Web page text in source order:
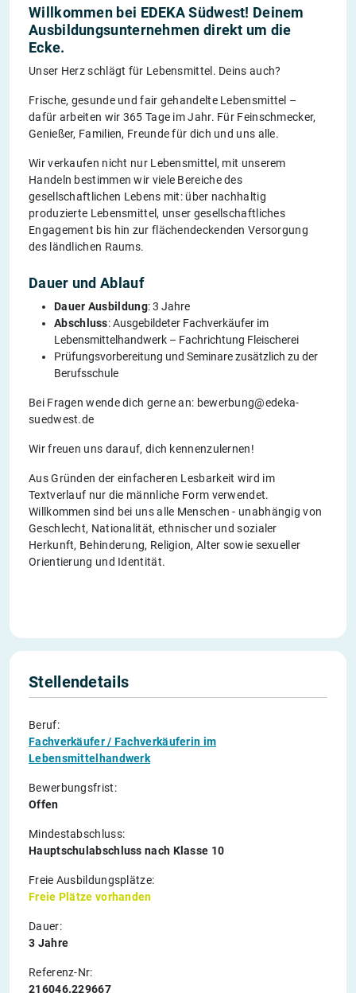
Willkommen bei EDEKA Südwest! Deinem
Ausbildungsunternehmen direkt um die
Ecke.
Unser Herz schlägt für Lebensmittel. Deins auch?
Frische, gesunde und fair gehandelte Lebensmittel –
dafür arbeiten wir 365 Tage im Jahr. Für Feinschmecker,
Genießer, Familien, Freunde für dich und uns alle.
Wir verkaufen nicht nur Lebensmittel, mit unserem
Handeln bestimmen wir viele Bereiche des
gesellschaftlichen Lebens mit: über nachhaltig
produzierte Lebensmittel, unser gesellschaftliches
Engagement bis hin zur flächendeckenden Versorgung
des ländlichen Raums.
Dauer und Ablauf
Dauer Ausbildung: 3 Jahre
Abschluss: Ausgebildeter Fachverkäufer im
Lebensmittelhandwerk – Fachrichtung Fleischerei
Prüfungsvorbereitung und Seminare zusätzlich zu der
Berufsschule
Bei Fragen wende dich gerne an: bewerbung@edeka-
suedwest.de
Wir freuen uns darauf, dich kennenzulernen!
Aus Gründen der einfacheren Lesbarkeit wird im
Textverlauf nur die männliche Form verwendet.
Willkommen sind bei uns alle Menschen - unabhängig von
Geschlecht, Nationalität, ethnischer und sozialer
Herkunft, Behinderung, Religion, Alter sowie sexueller
Orientierung und Identität.
Stellendetails
Beruf:
Fachverkäufer / Fachverkäuferin im
Lebensmittelhandwerk
Bewerbungsfrist:
Offen
Mindestabschluss:
Hauptschulabschluss nach Klasse 10
Freie Ausbildungsplätze:
Freie Plätze vorhanden
Dauer:
3 Jahre
Referenz-Nr:
216046.229667